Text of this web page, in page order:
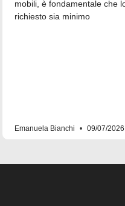
mobili, è fondamentale che
richiesto sia minimo
Emanuela Bianchi 09/07/2026